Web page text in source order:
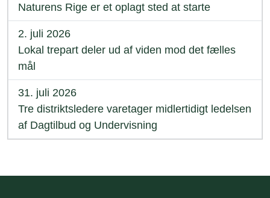
Naturens Rige er et oplagt sted at starte
2. juli 2026
Lokal trepart deler ud af viden mod det fælles
mål
31. juli 2026
Tre distriktsledere varetager midlertidigt ledelsen
af Dagtilbud og Undervisning